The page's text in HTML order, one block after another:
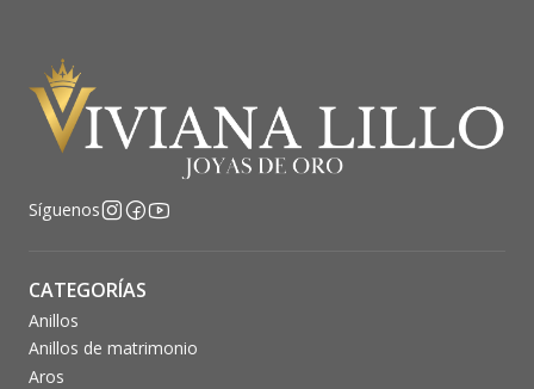
Síguenos
CATEGORÍAS
Anillos
Anillos de matrimonio
Aros